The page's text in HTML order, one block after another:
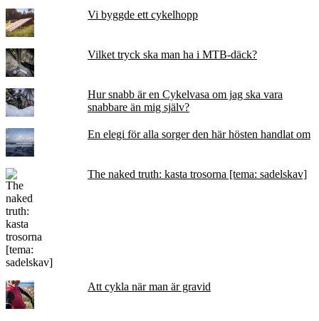
Vi byggde ett cykelhopp
Vilket tryck ska man ha i MTB-däck?
Hur snabb är en Cykelvasa om jag ska vara
snabbare än mig själv?
En elegi för alla sorger den här hösten handlat om
The naked truth: kasta trosorna [tema: sadelskav]
Att cykla när man är gravid